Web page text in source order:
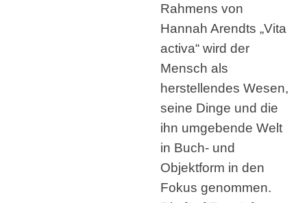
Rahmens von
Hannah Arendts „Vita
activa“ wird der
Mensch als
herstellendes Wesen,
seine Dinge und die
ihn umgebende Welt
in Buch- und
Objektform in den
Fokus genommen.